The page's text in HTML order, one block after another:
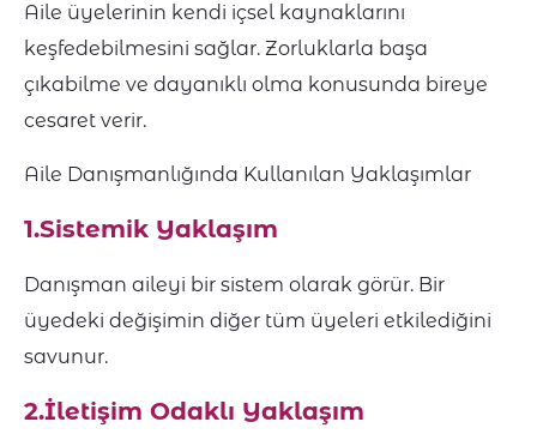
Aile üyelerinin kendi içsel kaynaklarını
keşfedebilmesini sağlar. Zorluklarla başa
çıkabilme ve dayanıklı olma konusunda bireye
cesaret verir.
Aile Danışmanlığında Kullanılan Yaklaşımlar
1.Sistemik Yaklaşım
Danışman aileyi bir sistem olarak görür. Bir
üyedeki değişimin diğer tüm üyeleri etkilediğini
savunur.
2.İletişim Odaklı Yaklaşım